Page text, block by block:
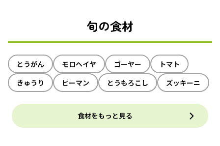
旬の食材
とうがん モロヘイヤ ゴーヤー
トマト
きゅうり
ピーマン とうもろこし ズッキーニ
食材をもっと見る